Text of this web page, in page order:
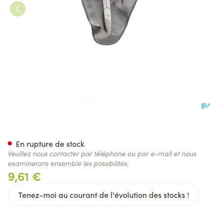
9,61 €
Tenez-moi au courant de l'évolution des stocks !
En rupture de stock
Veuillez nous contacter par téléphone ou par e-mail et nous
examinerons ensemble les possibilités.